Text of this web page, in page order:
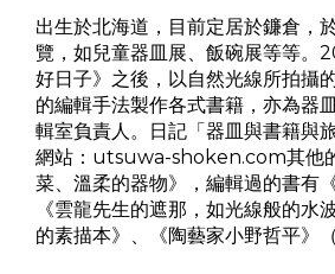
出生於北海道，目前定居於鐮倉，
覽，如兒童器皿展、飯碗展等等。
好日子》之後，以自然光線所拍攝
的編輯手法製作各式書籍，亦為器
輯室負責人。日記「器皿與書籍與
網站：utsuwa-shoken.com其他
菜、溫柔的器物》，編輯過的書有
《雲龍先生的遮那，如光線般的水
的素描本》、《陶藝家小野哲平》